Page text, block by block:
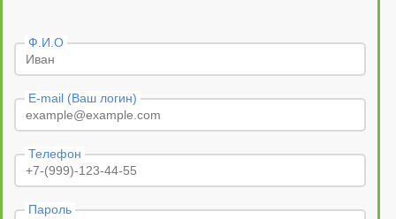
Ф.И.О
E-mail (Ваш логин)
Телефон
Пароль